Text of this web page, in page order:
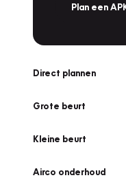
Plan een
Direct plannen
Grote beurt
Kleine beurt
Airco onderhoud